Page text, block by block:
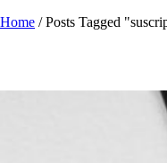
Home /Posts Tagged